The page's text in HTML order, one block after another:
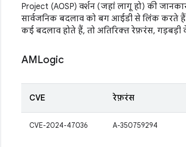
Project (AOSP) वर्शन (जहां लागू हो) की
सार्वजनिक बदलाव को बग आईडी से लिंक करते
कई बदलाव होते हैं, तो अतिरिक्त रेफ़रंस,
AMLogic
CVE रेफ़रंस
CVE-2024-47036 A-350759294